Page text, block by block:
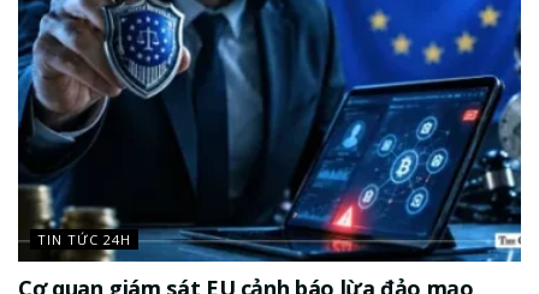
TIN TỨC 24H
Cơ quan giám sát EU cảnh báo lừa đảo mạo